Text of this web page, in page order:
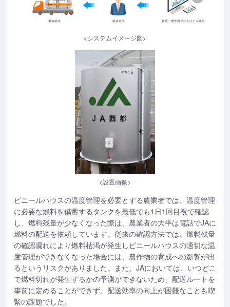
<システムイメージ図>
<設置画像>
ビニールハウスの温度管理を必要とする農業者では、温度管理
に必要な燃料を備蓄するタンクを最低でも1日1回目視で確認
し、燃料残量が少なくなった際は、農業者の大半は電話でJAに
燃料の配送を依頼しています。従来の確認方法では、燃料残量
の確認漏れにより燃料枯渇が発生しビニールハウスの適切な温
度管理ができなくなった場合には、農作物の育成への影響が出
るというリスクがありました。また、JAにおいては、いつどこ
で燃料切れが発生するかの予測ができないため、配送ルートを
事前に定めることができず、配送効率の向上が困難なことも喫
緊の課題でした。